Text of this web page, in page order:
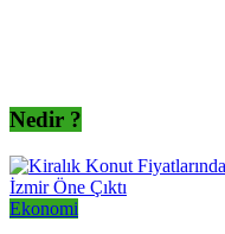
Nedir ?
Ekonomi